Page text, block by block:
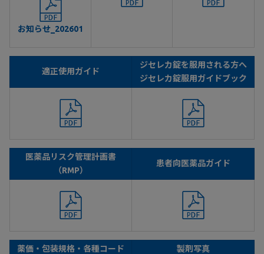
お知らせ_202601
適正使用ガイド
ジセレカ錠を服用される方へ
ジセレカ錠服用ガイドブック
医薬品リスク管理計画書
（RMP）
患者向医薬品ガイド
薬価・包装規格・各種コード 製剤写真